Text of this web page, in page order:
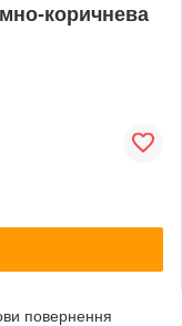
коричнева
повернення